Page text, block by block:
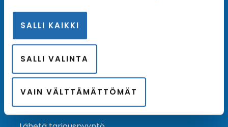
SALLI KAIKKI
SALLI VALINTA
VAIN VÄLTTÄMÄTTÖMÄT
varustamoiden tarjouksista ja kampanjaeduista.
Ota yhteyttä
Asiakaspalvelu